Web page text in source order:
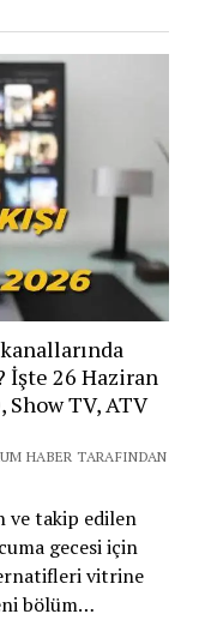
İşte 26 Haziran
Show TV, ATV
HABER TARAFINDAN
ve takip edilen
gecesi için
vitrine
bölüm…